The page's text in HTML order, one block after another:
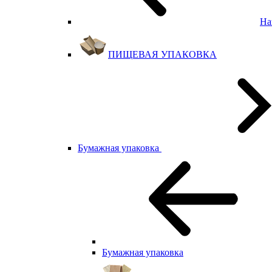
ПИЩЕВАЯ УПАКОВКА
Бумажная упаковка
Бумажная упаковка